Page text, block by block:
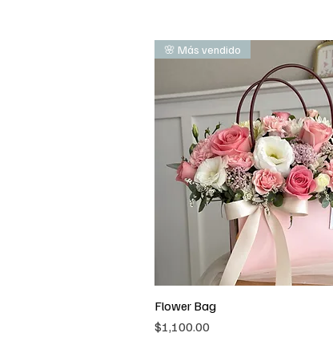
🌸 Más vendido
Flower Bag
Precio
$1,100.00